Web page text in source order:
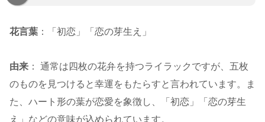
花言葉 ：「初恋」「恋の芽生え」
由来 ： 通常は四枚の花弁を持つライラックですが、五枚
のものを見つけると幸運をもたらすと言われています。ま
た、ハート形の葉が恋愛を象徴し、「初恋」「恋の芽生
え」などの意味が込められています。